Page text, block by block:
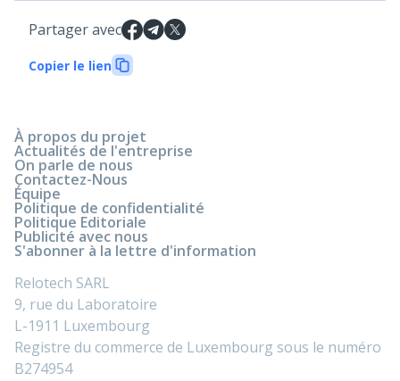
Partager avec
Copier le lien
À propos du projet
Actualités de l'entreprise
On parle de nous
Contactez-Nous
Équipe
Politique de confidentialité
Politique Editoriale
Publicité avec nous
S'abonner à la lettre d'information
Relotech SARL
9, rue du Laboratoire
L-1911 Luxembourg
Registre du commerce de Luxembourg sous le numéro
B274954